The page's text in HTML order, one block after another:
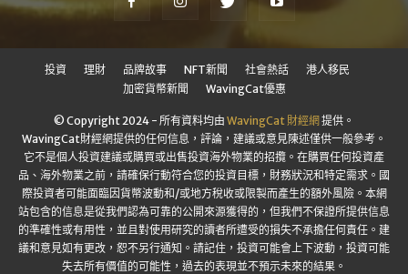
投資 理財 品牌故事 NFT新聞 社會熱話
港人移民
加密貨幣新聞
WavingCat優惠
© Copyright 2024 - 所有資料均由 WavingCat 財經網提供。
WavingCat財經網提供的任何信息，評論，建議或意見陳述僅供一般參考。
它不是個人投資建議或購買或出售投資海外物業的招攬。在購買任何投資產
品、海外物業之前，請確保行動符合您的投資目標，財務狀況和特定需求。國
際投資者可能面臨因貨幣波動和/或地方稅收或限製而產生的額外風險。本網
站包含的信息是從我們認為可靠的公開來源獲得的，但我們不保證所提供信息
的準確性或有用性，並且對使用研究的讀者所遭受的損失不承擔任何責任。建
議和意見如有更改，恕不另行通知。請記住，投資可能會上下波動，投資可能
失去所有價值的可能性，過去的表現並不預示未來的結果。